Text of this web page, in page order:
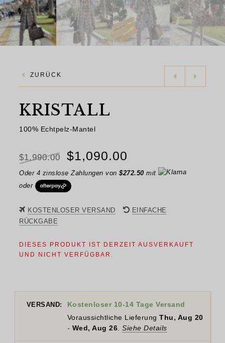
ZURÜCK
KRISTALL
100% Echtpelz-Mantel
$1,990.00
Ursprünglicher
Preis
war:
$1,990.00
$1,090.00
Preis
$1,090.00.
Oder 4 zinslose Zahlungen von $272.50 mit
oder
KOSTENLOSER VERSAND
EINFACHE
RÜCKGABE
DIESES PRODUKT IST DERZEIT AUSVERKAUFT
UND NICHT VERFÜGBAR.
VERSAND:
Kostenloser 10-14 Tage Versand
Voraussichtliche Lieferung Thu, Aug 20
- Wed, Aug 26 Siehe Details